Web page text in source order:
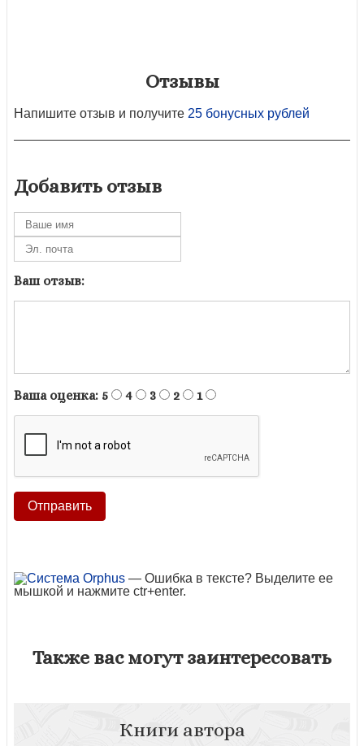
Отзывы
Напишите отзыв и получите 25 бонусных рублей
Добавить отзыв
Ваш отзыв:
Ваша оценка: 5 4 3 2 1
— Ошибка в тексте? Выделите ее
мышкой и нажмите ctr+enter.
Также вас могут заинтересовать
Книги автора